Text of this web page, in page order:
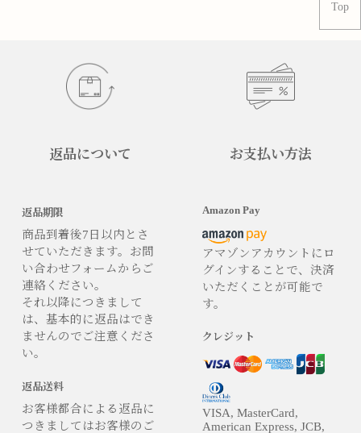
Top
返品について
返品期限
商品到着後7日以内とさ
せていただきます。お問
い合わせフォームからご
連絡ください。
それ以降につきまして
は、基本的に返品はでき
ませんのでご注意くださ
い。
返品送料
お客様都合による返品に
つきましてはお客様のご
お支払い方法
Amazon Pay
アマゾンアカウントにロ
グインすることで、決済
いただくことが可能で
す。
クレジット
VISA, MasterCard,
American Express, JCB,